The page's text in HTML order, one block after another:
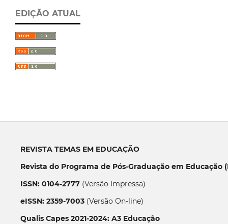
EDIÇÃO ATUAL
REVISTA TEMAS EM EDUCAÇÃO
Revista do Programa de Pós-Graduação em Educação
ISSN: 0104-2777(Versão Impressa)
eISSN: 2359-7003(Versão On-line)
Qualis Capes 2021-2024: A3 Educação